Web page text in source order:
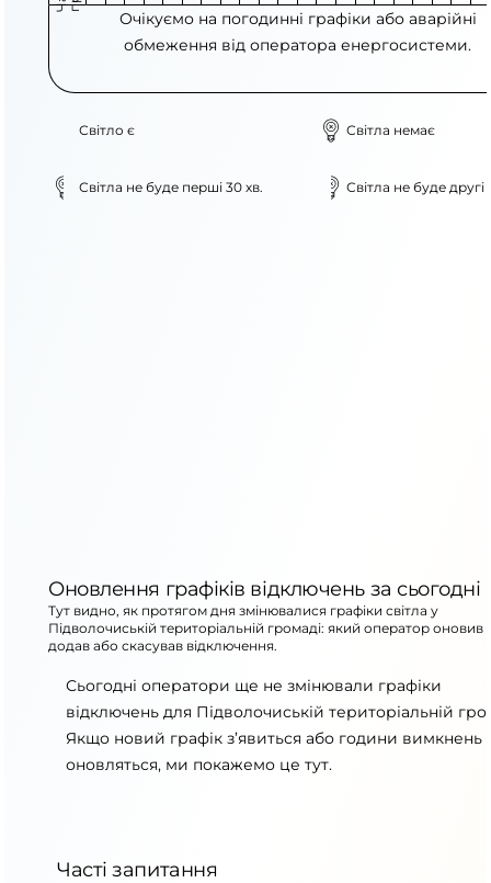
Очікуємо на погодинні графіки або аварійні
обмеження від оператора енергосистеми.
Світло є Світла немає
Світла не буде перші 30 хв. Світла не буде другі
Оновлення графіків відключень за сьогодні
Тут видно, як протягом дня змінювалися графіки світла у
Підволочиській територіальній громаді: який оператор оновив
додав або скасував відключення.
Сьогодні оператори ще не змінювали графіки
відключень для Підволочиській територіальній
Якщо новий графік з’явиться або години вимкнень
оновляться, ми покажемо це тут.
Часті запитання